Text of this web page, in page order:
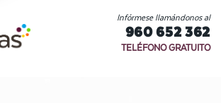
Infórmese llamándonos al
960 652 362
TELÉFONO GRATUITO